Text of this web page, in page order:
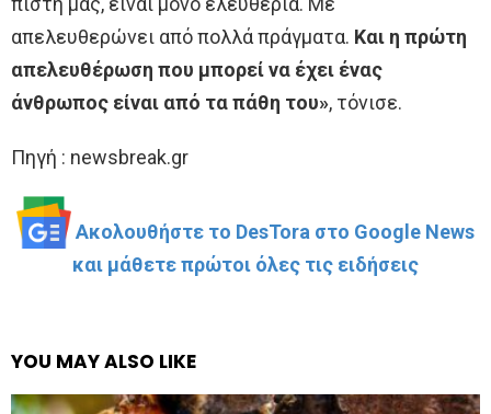
απελευθερώνει από πολλά πράγματα. Και η πρώτη
απελευθέρωση που μπορεί να έχει ένας
άνθρωπος είναι από τα πάθη του», τόνισε.
Πηγή : newsbreak.gr
Ακολουθήστε το DesTora στο Google News
και μάθετε πρώτοι όλες τις ειδήσεις
YOU MAY ALSO LIKE